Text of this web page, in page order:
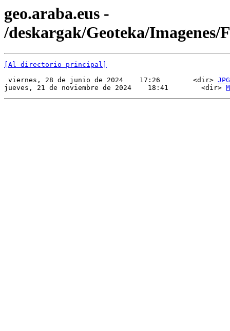
geo.araba.eus -
/deskargak/Geoteka/Imagenes/
[Al directorio principal]
viernes, 28 de junio de 2024    17:26        <dir> JPG
jueves, 21 de noviembre de 2024    18:41        <dir>